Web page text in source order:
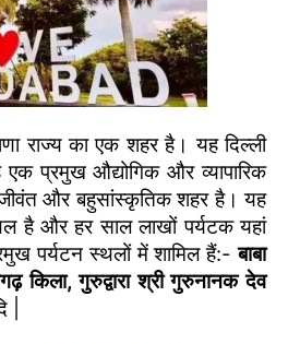
राज्य का एक शहर है। यह दिल्ली
प्रमुख औद्योगिक और व्यापारिक
और बहुसांस्कृतिक शहर है। यह
है और हर साल लाखों पर्यटक यहां
पर्यटन स्थलों में शामिल हैं:-बाबा
किला, गुरुद्वारा श्री गुरुनानक देव
|